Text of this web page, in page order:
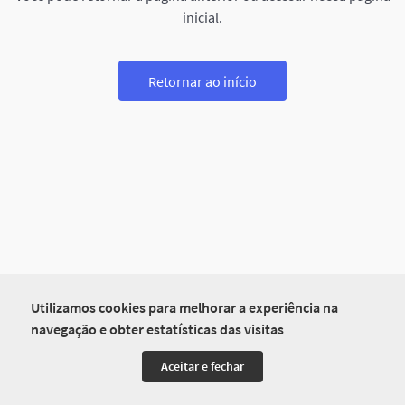
Utilizamos cookies para melhorar a experiência na
navegação e obter estatísticas das visitas
Aceitar e fechar
inicial.
Retornar ao início